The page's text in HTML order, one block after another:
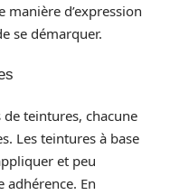
d’expression
se démarquer.
teintures, chacune
Les teintures à base
et peu
En